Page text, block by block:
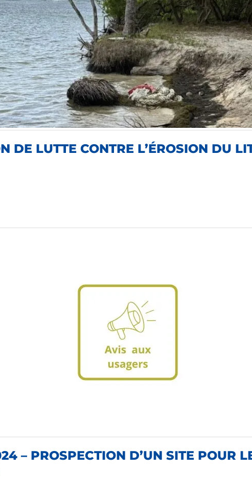
DE LUTTE CONTRE L’ÉROSION DU
– PROSPECTION D’UN SITE POUR